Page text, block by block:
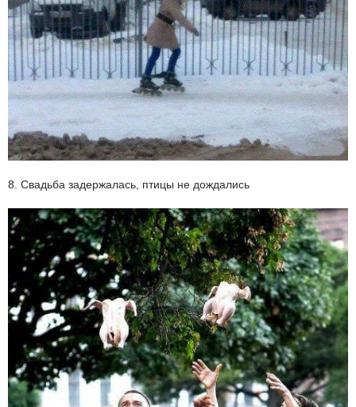
8. Свадьба задержалась, птицы не дождались